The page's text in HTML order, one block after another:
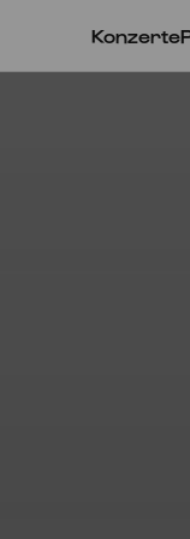
Konzerte